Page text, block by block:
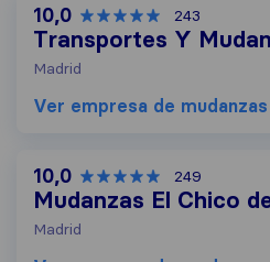
10,0 243
Transportes Y
Madrid
Ver empresa de mudanzas
10,0 249
Mudanzas El Chico
Madrid